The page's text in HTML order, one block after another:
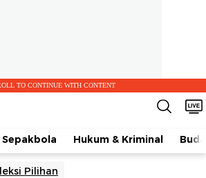
TO CONTINUE WITH CONTENT
Sepakbola Hukum & Kriminal
Pilihan